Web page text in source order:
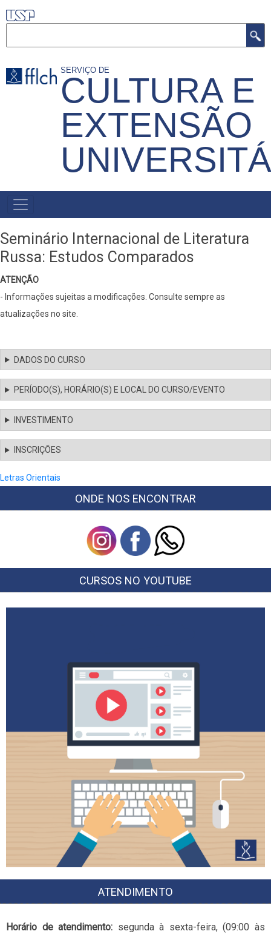
Pular
para
principal
SERVIÇO DE
CULTURA E
EXTENSÃO
MENU
PRIMÁRIO
Seminário Internacional de Literatura
Russa: Estudos Comparados
ATENÇÃO
- Informações sujeitas a modificações. Consulte sempre as
atualizações no site.
DADOS DO CURSO
PERÍODO(S), HORÁRIO(S) E LOCAL DO CURSO/EVENTO
INVESTIMENTO
INSCRIÇÕES
Letras Orientais
ONDE NOS ENCONTRAR
CURSOS NO YOUTUBE
ATENDIMENTO
Horário de atendimento: segunda à sexta-feira, (09:00 às